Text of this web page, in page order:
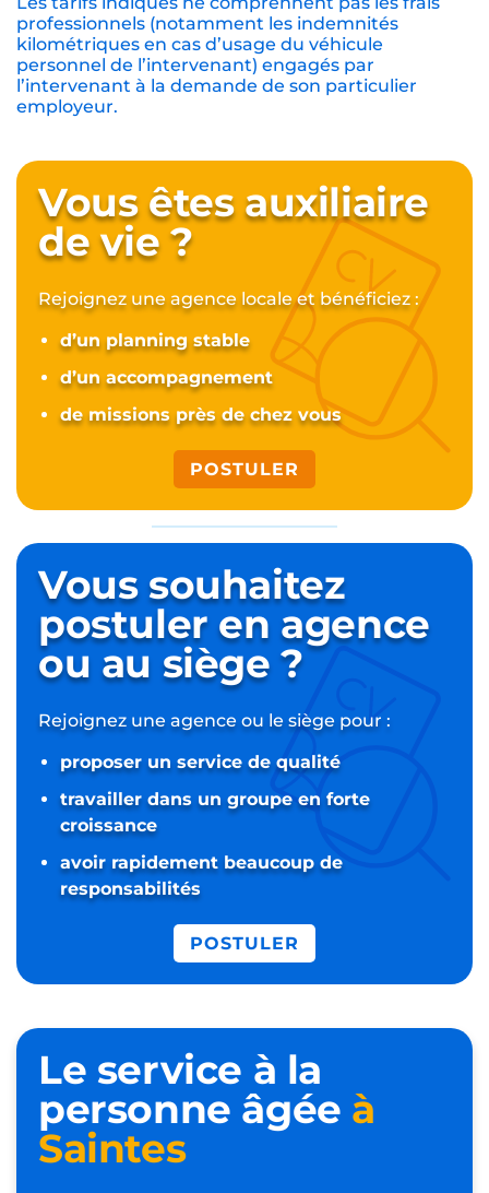
professionnels (notamment les indemnités
kilométriques en cas d’usage du véhicule
personnel de l’intervenant) engagés par
l’intervenant à la demande de son particulier
employeur.
Vous êtes auxiliaire
de vie ?
Rejoignez une agence locale et bénéficiez :
d’un planning stable
d’un accompagnement
de missions près de chez vous
POSTULER
Vous souhaitez
postuleren agence
ou au siège ?
Rejoignez une agence ou le siège pour :
proposer un service de qualité
travailler dans un groupe en forte
croissance
avoir rapidement beaucoup de
responsabilités
POSTULER
Le service à la
personne âgée à
Saintes